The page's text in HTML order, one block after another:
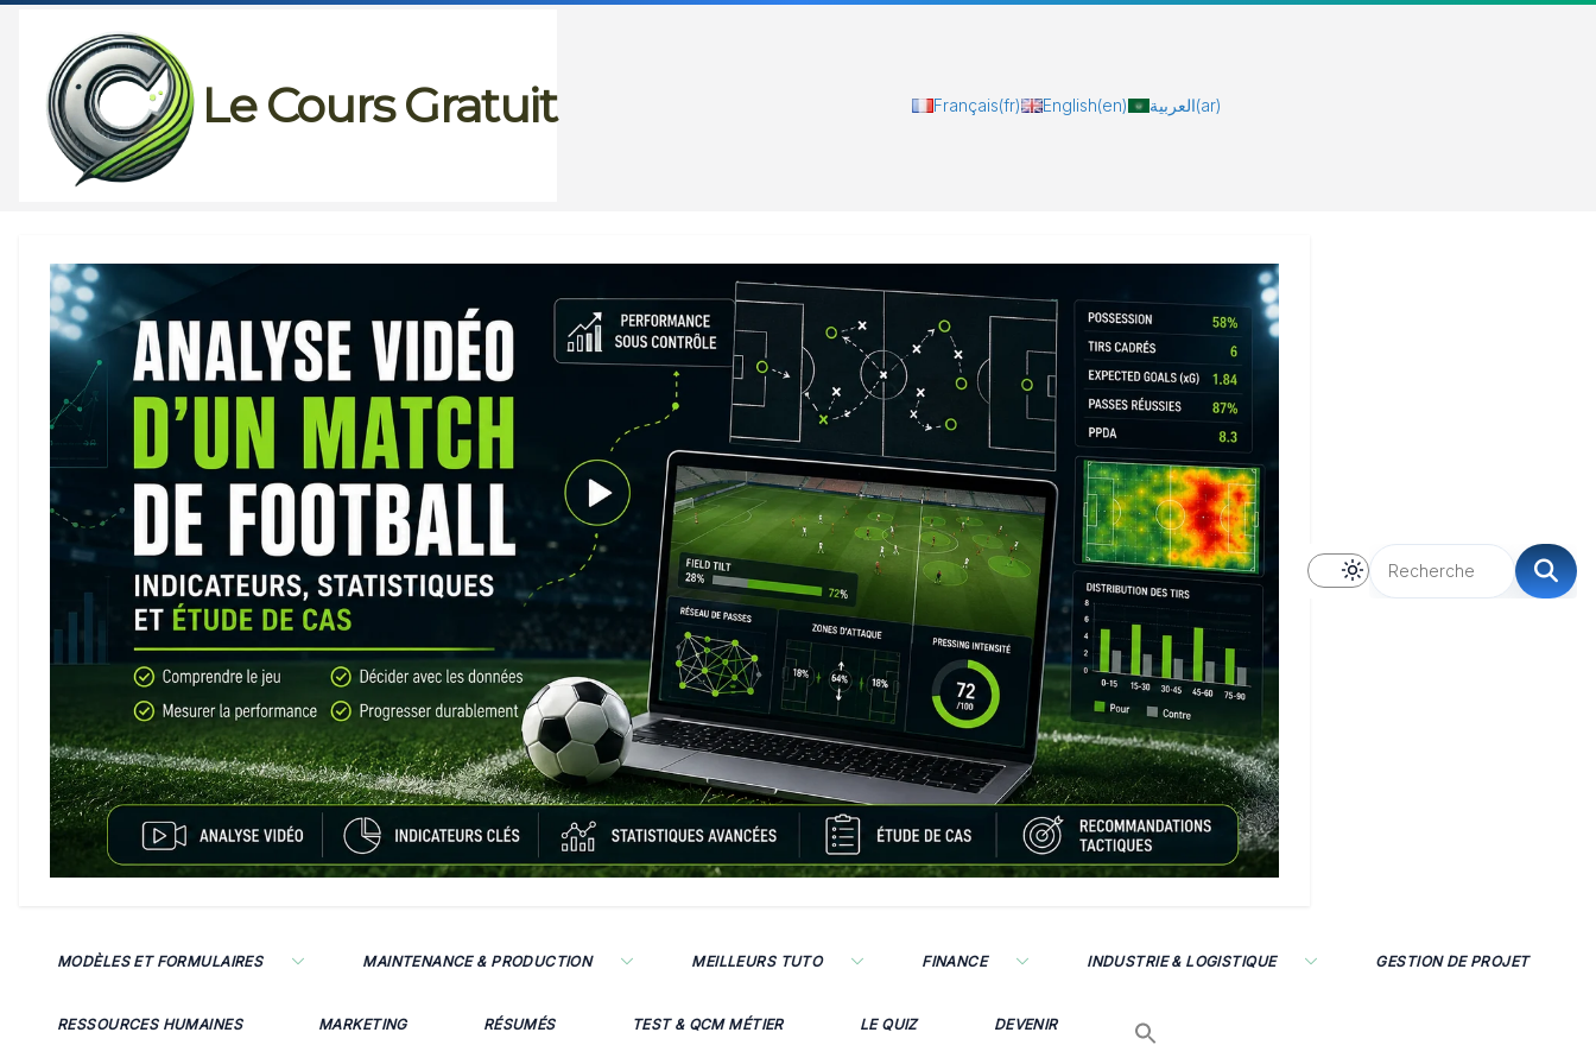
contenu
Le Cours Gratuit Français(fr) English(en) العربية(ar)
MODÈLES ET FORMULAIRES MAINTENANCE & PRODUCTION MEILLEURS TUTO FINANCE INDUSTRIE & LOGISTIQUE GESTION DE PROJET
RESSOURCES HUMAINES MARKETING RÉSUMÉS TEST & QCM MÉTIER LE QUIZ DEVENIR